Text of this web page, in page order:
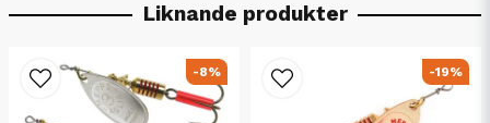
Liknande produkter
-8% -19%